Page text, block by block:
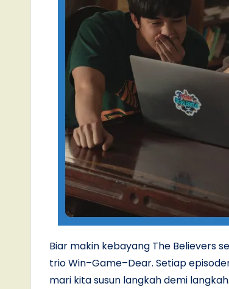
Biar makin kebayang The Believers
trio Win–Game–Dear. Setiap
mari kita susun langkah demi langkah.